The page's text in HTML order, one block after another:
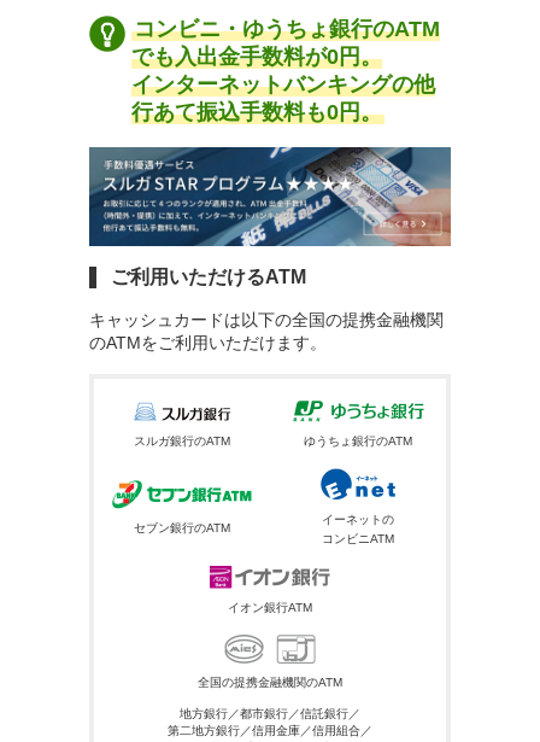
コンビニ・ゆうちょ銀行のATM
でも入出金手数料が0円。
インターネットバンキングの他
行あて振込手数料も0円。
ご利用いただけるATM
キャッシュカードは以下の全国の提携金融機関
のATMをご利用いただけます。
スルガ銀行のATM ゆうちょ銀行のATM
セブン銀行のATM
イーネットの
コンビニATM
イオン銀行ATM
全国の提携金融機関のATM
地方銀行／都市銀行／信託銀行／
第二地方銀行／信用金庫／信用組合／